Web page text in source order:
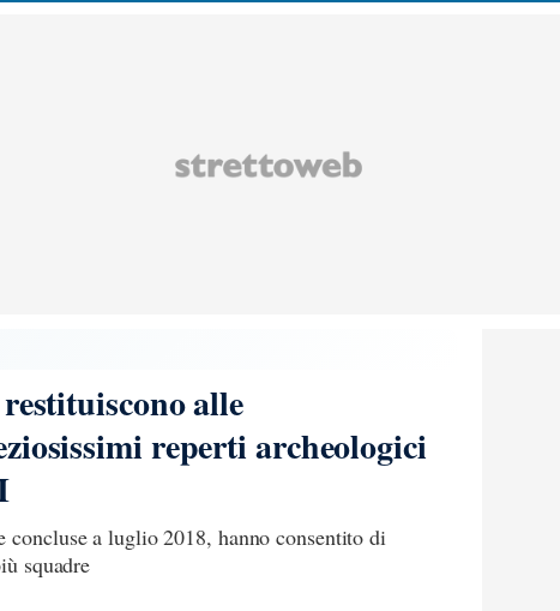
alle
reperti archeologici
a luglio 2018, hanno consentito di
squadre